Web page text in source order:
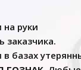
руки
заказчика.
базах